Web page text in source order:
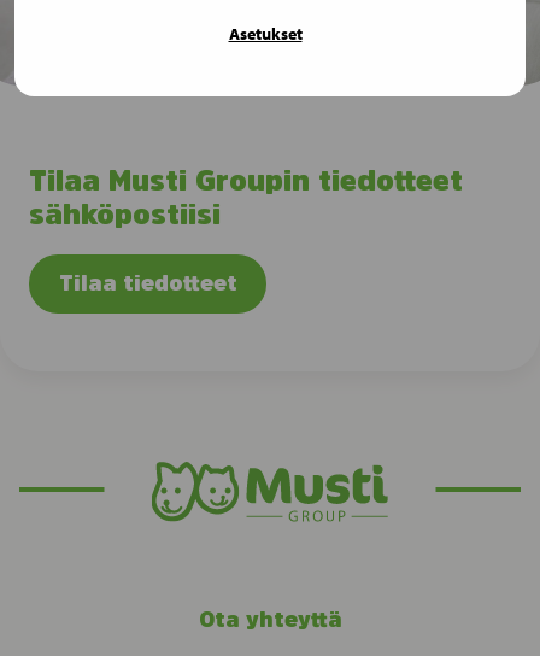
Asetukset
Tilaa Musti Groupin tiedotteet
sähköpostiisi
Tilaa tiedotteet
Ota yhteyttä